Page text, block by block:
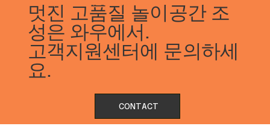
멋진 고품질 놀이공간 조
성은 와우에서.
고객지원센터에 문의하세
요.
CONTACT